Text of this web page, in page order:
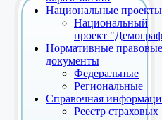
Национальные проекты
Национальный
проект
Нормативные правовые
документы
Федеральные
Региональные
Справочная
Реестр страховых